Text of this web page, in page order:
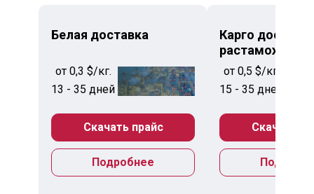
Белая доставка
от 0,3 $/кг.
13 - 35 дней
Скачать прайс
Подробнее
Карго
растаможкой
от 0,5 $/кг.
15 - 35 дней
Скачать